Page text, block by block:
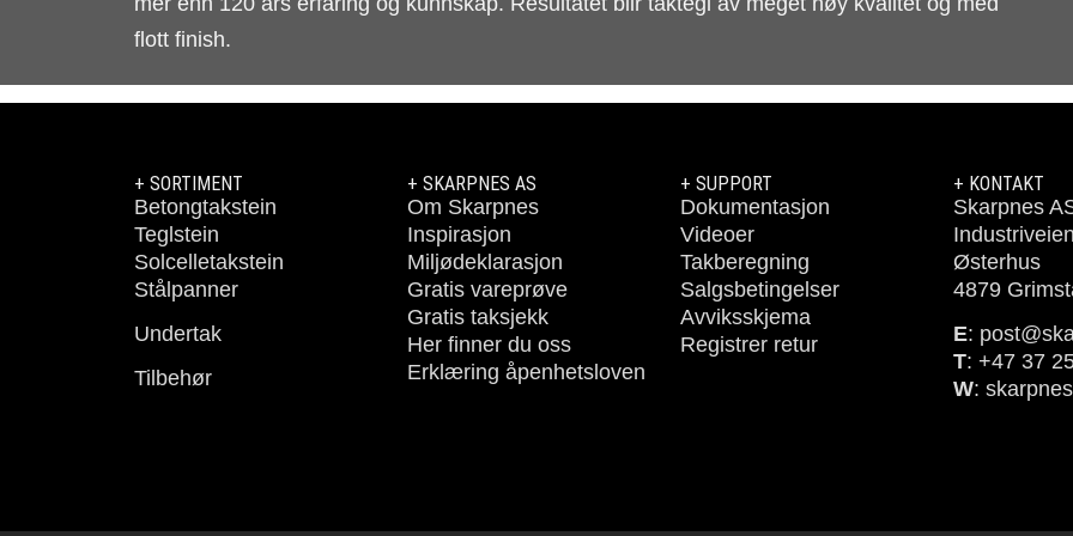
flott finish.
+ SORTIMENT
Betongtakstein
Teglstein
Solcelletakstein
Stålpanner
Undertak
Tilbehør
+ SKARPNES AS
Om Skarpnes
Inspirasjon
Miljødeklarasjon
Gratis vareprøve
Gratis taksjekk
Her finner du oss
Erklæring åpenhetsloven
+ SUPPORT
Dokumentasjon
Videoer
Takberegning
Salgsbetingelser
Avviksskjema
Registrer retur
+ KONTAKT
Skarpnes
Østerhus
4879
E:
T: +47 37
W: